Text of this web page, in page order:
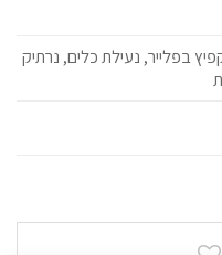
בפלייר, נעילת כלים, נרתיק